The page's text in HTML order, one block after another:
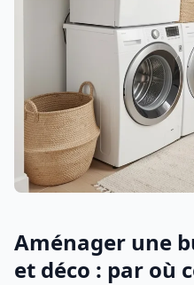
Aménager une
et déco : par où